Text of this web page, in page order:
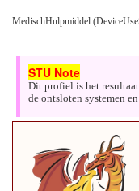
MedischHulpmiddel
Dit profiel is het
de ontsloten systemen